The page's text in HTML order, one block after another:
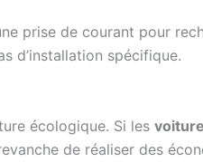
prise de courant pour
d’installation spécifique.
écologique. Si les
de réaliser des